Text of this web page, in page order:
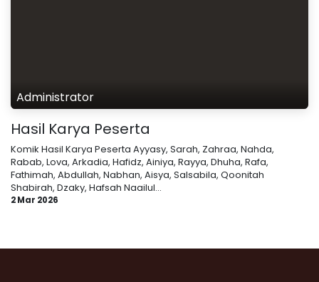
Administrator
Hasil Karya Peserta
Komik Hasil Karya Peserta Ayyasy, Sarah, Zahraa, Nahda,
Rabab, Lova, Arkadia, Hafidz, Ainiya, Rayya, Dhuha, Rafa,
Fathimah, Abdullah, Nabhan, Aisya, Salsabila, Qoonitah
Shabirah, Dzaky, Hafsah Naailul...
2 Mar 2026